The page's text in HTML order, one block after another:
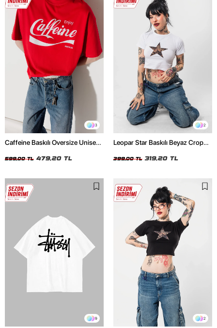
3
Caffeine Baskılı Oversize Unisex
599,00 TL 479,20 TL
2
Leopar Star Baskılı Beyaz Crop
399,00 TL 319,20 TL
9 2